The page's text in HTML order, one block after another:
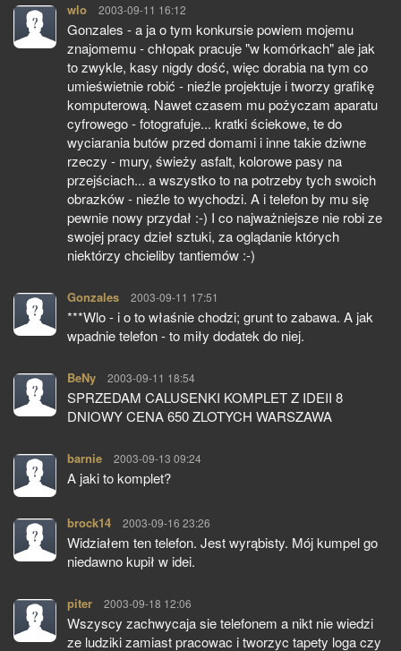
wlo pisze:
2003-09-11 16:12
Gonzales - a ja o tym konkursie powiem mojemu
znajomemu - chłopak pracuje "w komórkach" ale jak
to zwykle, kasy nigdy dość, więc dorabia na tym co
umieświetnie robić - nieźle projektuje i tworzy grafikę
komputerową. Nawet czasem mu pożyczam aparatu
cyfrowego - fotografuje... kratki ściekowe, te do
wyciarania butów przed domami i inne takie dziwne
rzeczy - mury, świeży asfalt, kolorowe pasy na
przejściach... a wszystko to na potrzeby tych swoich
obrazków - nieźle to wychodzi. A i telefon by mu się
pewnie nowy przydał :-) I co najważniejsze nie robi ze
swojej pracy dzieł sztuki, za oglądanie których
niektórzy chcieliby tantiemów :-)
Gonzales pisze:
2003-09-11 17:51
***Wlo - i o to właśnie chodzi; grunt to zabawa. A jak
wpadnie telefon - to miły dodatek do niej.
BeNy pisze:
2003-09-11 18:54
SPRZEDAM CALUSENKI KOMPLET Z IDEII 8
DNIOWY CENA 650 ZLOTYCH WARSZAWA
barnie pisze:
2003-09-13 09:24
A jaki to komplet?
brock14 pisze:
2003-09-16 23:26
Widziałem ten telefon. Jest wyrąbisty. Mój kumpel go
niedawno kupił w idei.
piter pisze:
2003-09-18 12:06
Wszyscy zachwycaja sie telefonem a nikt nie wiedzi
ze ludziki zamiast pracowac i tworzyc tapety loga czy